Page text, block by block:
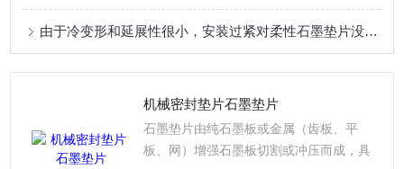
由于冷变形和延展性很小，安装过紧对柔性石墨垫片没有影响
机械密封垫片石墨垫片
石墨垫片由纯石墨板或金属（齿板、平
板、网）增强石墨板切割或冲压而成，具